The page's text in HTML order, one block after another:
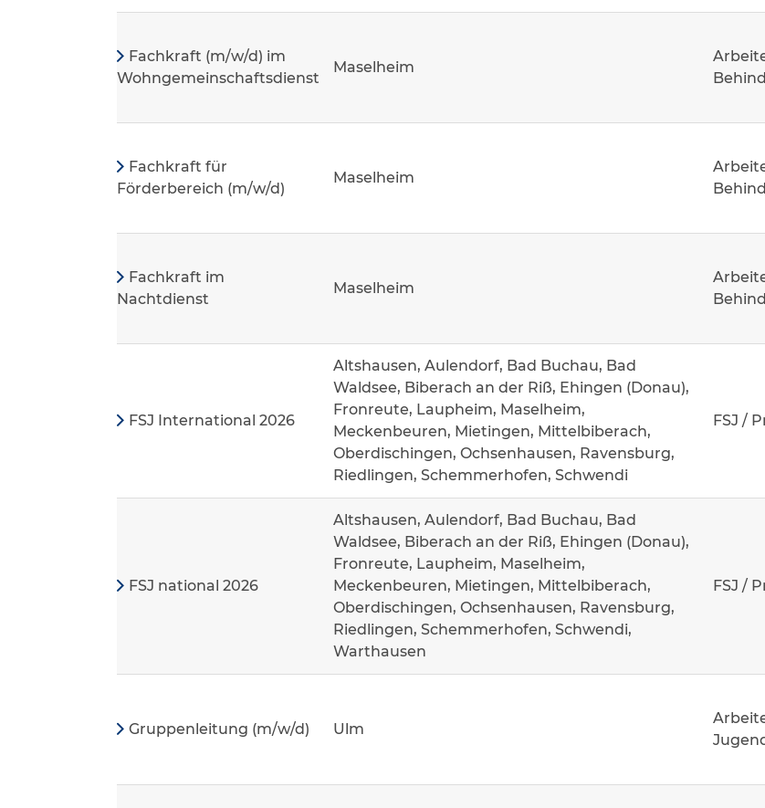
Fachkraft (m/w/d) im
Wohngemeinschaftsdienst
Maselheim
Fachkraft für
Förderbereich (m/w/d)
Maselheim
Fachkraft im
Nachtdienst
Maselheim
FSJ International 2026
Altshausen, Aulendorf, Bad Buchau, Bad
Waldsee, Biberach an der Riß, Ehingen (Donau),
Fronreute, Laupheim, Maselheim,
Meckenbeuren, Mietingen, Mittelbiberach,
Oberdischingen, Ochsenhausen, Ravensburg,
Riedlingen, Schemmerhofen, Schwendi
FSJ /
FSJ national 2026
Altshausen, Aulendorf, Bad Buchau, Bad
Waldsee, Biberach an der Riß, Ehingen (Donau),
Fronreute, Laupheim, Maselheim,
Meckenbeuren, Mietingen, Mittelbiberach,
Oberdischingen, Ochsenhausen, Ravensburg,
Riedlingen, Schemmerhofen, Schwendi,
Warthausen
FSJ /
Gruppenleitung (m/w/d) Ulm